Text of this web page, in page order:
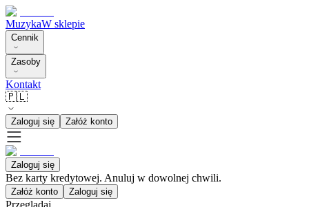
MuzykaW sklepie
Cennik
Zasoby
Kontakt
🇵🇱
Zaloguj się Załóż konto
Zaloguj się
Bez karty kredytowej. Anuluj w dowolnej chwili.
Załóż konto Zaloguj się
Przeglądaj